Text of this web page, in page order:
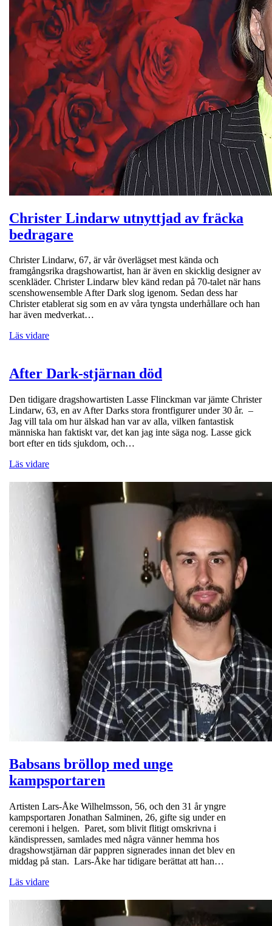
Christer Lindarw utnyttjad av fräcka
bedragare
Christer Lindarw, 67, är vår överlägset mest kända och
framgångsrika dragshowartist, han är även en skicklig designer av
scenkläder. Christer Lindarw blev känd redan på 70-talet när hans
scenshowensemble After Dark slog igenom. Sedan dess har
Christer etablerat sig som en av våra tyngsta underhållare och han
har även medverkat…
Läs vidare
After Dark-stjärnan död
Den tidigare dragshowartisten Lasse Flinckman var jämte Christer
Lindarw, 63, en av After Darks stora frontfigurer under 30 år. –
Jag vill tala om hur älskad han var av alla, vilken fantastisk
människa han faktiskt var, det kan jag inte säga nog. Lasse gick
bort efter en tids sjukdom, och…
Läs vidare
Babsans bröllop med unge
kampsportaren
Artisten Lars-Åke Wilhelmsson, 56, och den 31 år yngre
kampsportaren Jonathan Salminen, 26, gifte sig under en
ceremoni i helgen. Paret, som blivit flitigt omskrivna i
kändispressen, samlades med några vänner hemma hos
dragshowstjärnan där pappren signerades innan det blev en
middag på stan. Lars-Åke har tidigare berättat att han…
Läs vidare